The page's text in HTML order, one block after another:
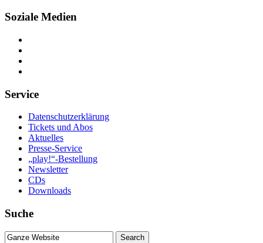
Soziale Medien
Service
Datenschutzerklärung
Tickets und Abos
Aktuelles
Presse-Service
„play!“-Bestellung
Newsletter
CDs
Downloads
Suche
Suche